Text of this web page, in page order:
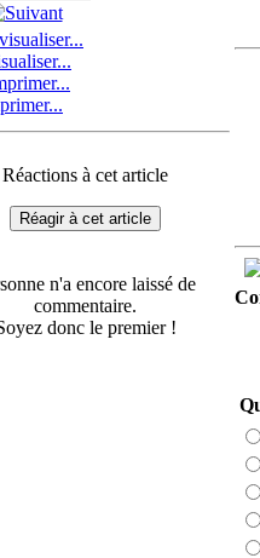
Réactions à cet article
Réagir à cet article
n'a encore laissé de
commentaire.
donc le premier !